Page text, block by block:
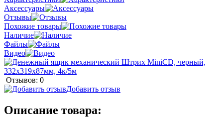
Аксессуары
Отзывы
Похожие товары
Наличие
Файлы
Видео
Отзывов: 0
Добавить отзыв
Описание товара: